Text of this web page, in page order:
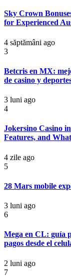
Sky Crown
for Experienced
4 săptămâni ago
3
Betcris en MX:
de casino y
3 luni ago
4
Jokersino Casino
Features, and
4 zile ago
5
28 Mars mobile
3 luni ago
6
Mega en CL: guía
pagos desde el
2 luni ago
7